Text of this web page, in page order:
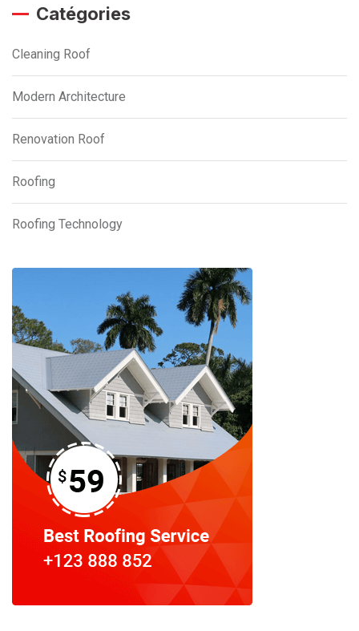
Catégories
Cleaning Roof
Modern Architecture
Renovation Roof
Roofing
Roofing Technology